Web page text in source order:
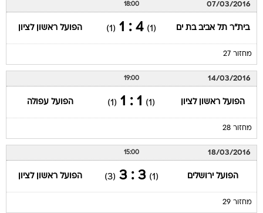
07/03/2016
18:00
בית"ר תל אביב בת ים (1)
4 : 1
(1) הפועל ראשון לציון
מחזור 27
14/03/2016
19:00
הפועל ראשון לציון (1)
1 : 1
(1) הפועל עפולה
מחזור 28
18/03/2016
15:00
הפועל ירושלים (1)
3 : 3
(3) הפועל ראשון לציון
מחזור 29